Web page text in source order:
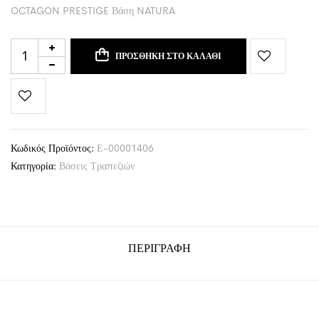
OCTAGON PRESTIGE Βάση NATURA
ΠΡΟΣΘΉΚΗ ΣΤΟ ΚΑΛΆΘΙ
Κωδικός Προϊόντος: Ε-00001406
Κατηγορία: Βάσεις Τραπεζιών
ΠΕΡΙΓΡΑΦΉ